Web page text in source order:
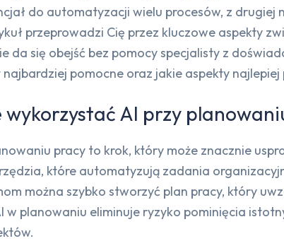
do automatyzacji wielu procesów, z
przeprowadzi Cię przez kluczowe aspekty
da się obejść bez pomocy specjalisty z
pomocne oraz jakie aspekty
AI przy
pracy to krok, który może znacznie
które automatyzują zadania
można szybko stworzyć plan pracy, który
w planowaniu eliminuje ryzyko pominięcia